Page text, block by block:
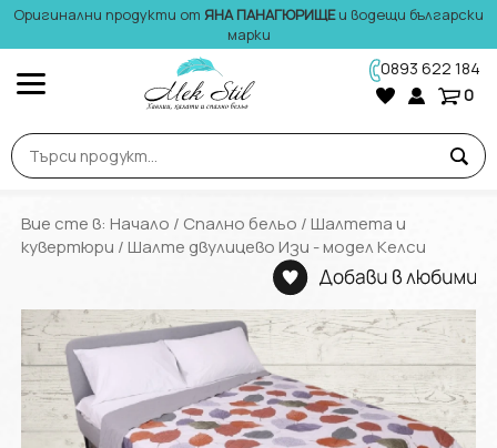
Оригинални продукти от ЯНА ПАНАГЮРИЩЕи водещи български
марки
0893 622 184
0
Вие сте в: Начало / Спално бельо /Шалтета и
кувертюри / Шалте двулицево Изи - модел Келси